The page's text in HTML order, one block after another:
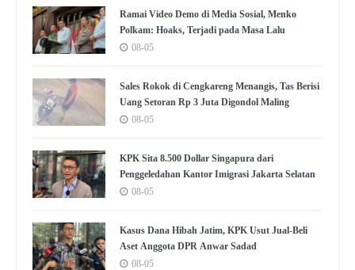
Ramai Video Demo di Media Sosial, Menko
Polkam: Hoaks, Terjadi pada Masa Lalu
08-05
Sales Rokok di Cengkareng Menangis, Tas Berisi
Uang Setoran Rp 3 Juta Digondol Maling
08-05
KPK Sita 8.500 Dollar Singapura dari
Penggeledahan Kantor Imigrasi Jakarta Selatan
08-05
Kasus Dana Hibah Jatim, KPK Usut Jual-Beli
Aset Anggota DPR Anwar Sadad
08-05